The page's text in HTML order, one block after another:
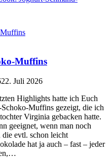
Muffins
22. Juli 2026
Highlights hatte ich Euch
Muffins gezeigt, die ich
Virginia gebacken hatte.
geeignet, wenn man noch
die evtl. schon leicht
hat ja auch – fast – jeder